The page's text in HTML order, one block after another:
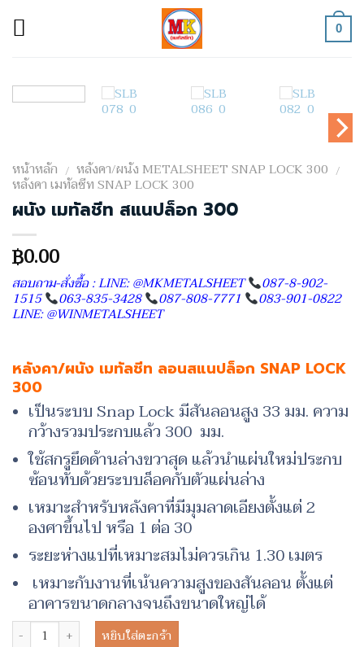
content 0
หน้าหลัก / หลังคา/ผนัง METALSHEET SNAP LOCK 300 /
หลังคา เมทัลชีท SNAP LOCK 300
ผนัง เมทัลชีท สแนปล็อก 300
฿0.00
สอบถาม-สั่งซื้อ : LINE: @MKMETALSHEET 087-8-902-
1515 063-835-3428 087-808-7771 083-901-0822
LINE: @WINMETALSHEET
หลังคา/ผนัง เมทัลชีท ลอนสแนปล็อก SNAP LOCK
300
เป็นระบบ Snap Lock มีสันลอนสูง 33 มม. ความ
กว้างรวมประกบแล้ว 300 มม.
ใช้สกรูยึดด้านล่างขวาสุด แล้วนำแผ่นใหม่ประกบ
ซ้อนทับด้วยระบบล็อคกับตัวแผ่นล่าง
เหมาะสำหรับหลังคาที่มีมุมลาดเอียงตั้งแต่ 2
องศาขึ้นไป หรือ 1 ต่อ 30
ระยะห่างแปที่เหมาะสมไม่ควรเกิน 1.30 เมตร
เหมาะกับงานที่เน้นความสูงของสันลอน ตั้งแต่
อาคารขนาดกลางจนถึงขนาดใหญ่ได้
จำนวน ผนัง เมทัลชีท สแนปล็อก 300 ชิ้น
หยิบใส่ตะกร้า